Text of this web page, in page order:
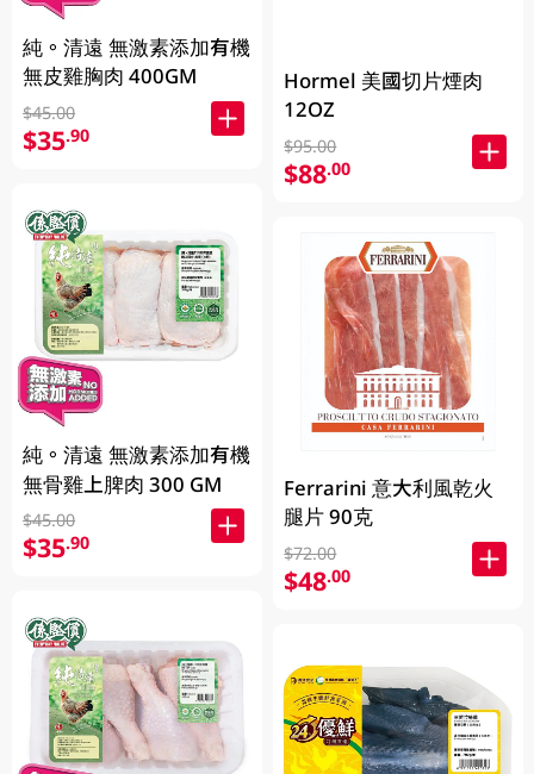
純。清遠 無激素添加有機
無皮雞胸肉 400GM
$45.00
$35.90
純。清遠 無激素添加有機
無骨雞上脾肉 300 GM
$45.00
$35.90
Hormel 美國切片煙肉
12OZ
$95.00
$88.00
Ferrarini 意大利風乾火
腿片 90克
$72.00
$48.00